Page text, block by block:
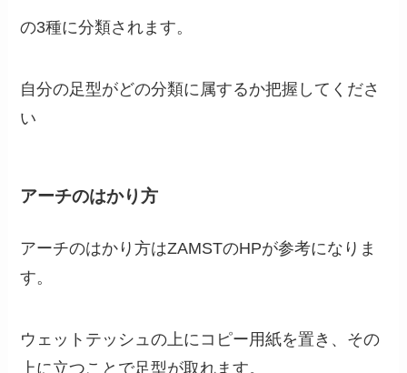
の3種に分類されます。
自分の足型がどの分類に属するか把握してくださ
い
アーチのはかり方
アーチのはかり方はZAMSTのHPが参考になりま
す。
ウェットテッシュの上にコピー用紙を置き、その
上に立つことで足型が取れます。